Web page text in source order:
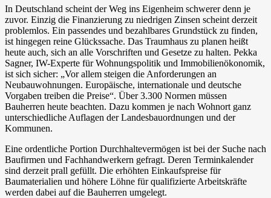
In Deutschland scheint der Weg ins Eigenheim schwerer denn je
zuvor. Einzig die Finanzierung zu niedrigen Zinsen scheint derzeit
problemlos. Ein passendes und bezahlbares Grundstück zu finden,
ist hingegen reine Glückssache. Das Traumhaus zu planen heißt
heute auch, sich an alle Vorschriften und Gesetze zu halten. Pekka
Sagner, IW-Experte für Wohnungspolitik und Immobilienökonomik,
ist sich sicher: „Vor allem steigen die Anforderungen an
Neubauwohnungen. Europäische, internationale und deutsche
Vorgaben treiben die Preise“. Über 3.300 Normen müssen
Bauherren heute beachten. Dazu kommen je nach Wohnort ganz
unterschiedliche Auflagen der Landesbauordnungen und der
Kommunen.
Eine ordentliche Portion Durchhaltevermögen ist bei der Suche nach
Baufirmen und Fachhandwerkern gefragt. Deren Terminkalender
sind derzeit prall gefüllt. Die erhöhten Einkaufspreise für
Baumaterialien und höhere Löhne für qualifizierte Arbeitskräfte
werden dabei auf die Bauherren umgelegt.